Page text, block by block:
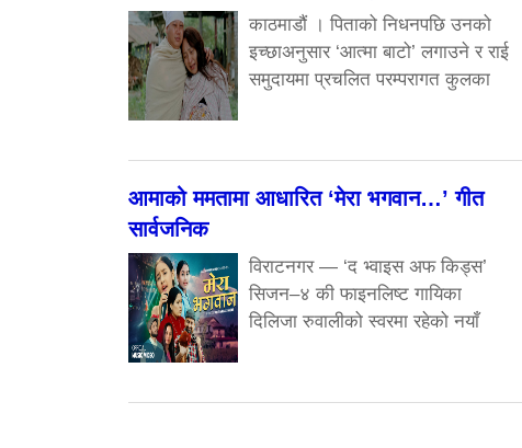
काठमाडौं । पिताको निधनपछि उनको
इच्छाअनुसार ‘आत्मा बाटो’ लगाउने र राई
समुदायमा प्रचलित परम्परागत कुलका
आमाको ममतामा आधारित ‘मेरा भगवान…’ गीत
सार्वजनिक
विराटनगर — ‘द भ्वाइस अफ किड्स’
सिजन–४ की फाइनलिष्ट गायिका
दिलिजा रुवालीको स्वरमा रहेको नयाँ